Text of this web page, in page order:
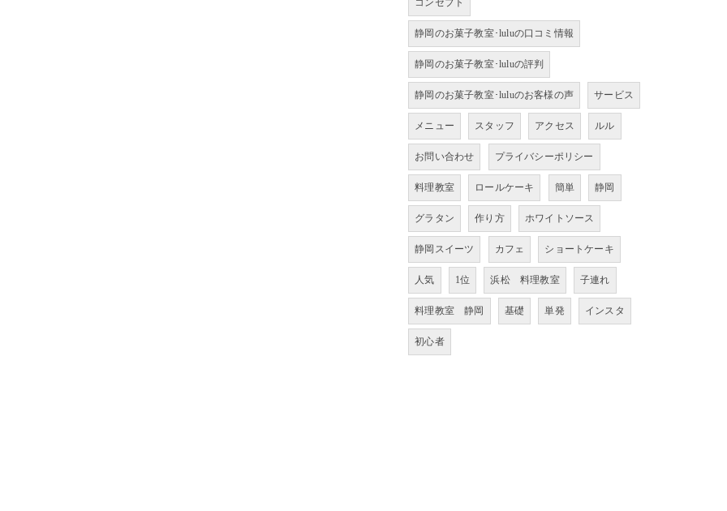
コンセプト
静岡のお菓子教室･luluの口コミ情報
静岡のお菓子教室･luluの評判
静岡のお菓子教室･luluのお客様の声 サービス
メニュー スタッフ アクセス ルル
お問い合わせ プライバシーポリシー
料理教室 ロールケーキ 簡単 静岡
グラタン 作り方 ホワイトソース
静岡スイーツ カフェ ショートケーキ
人気 1位 浜松 料理教室 子連れ
料理教室 静岡 基礎 単発 インスタ
初心者